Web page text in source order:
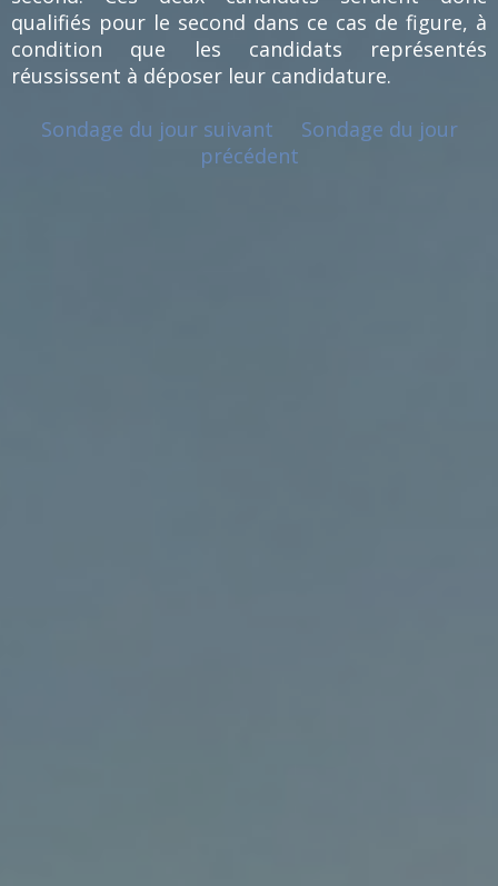
qualifiés pour le second dans ce cas de figure, à
condition que les candidats représentés
réussissent à déposer leur candidature.
Sondage du jour suivant
Sondage du jour
précédent